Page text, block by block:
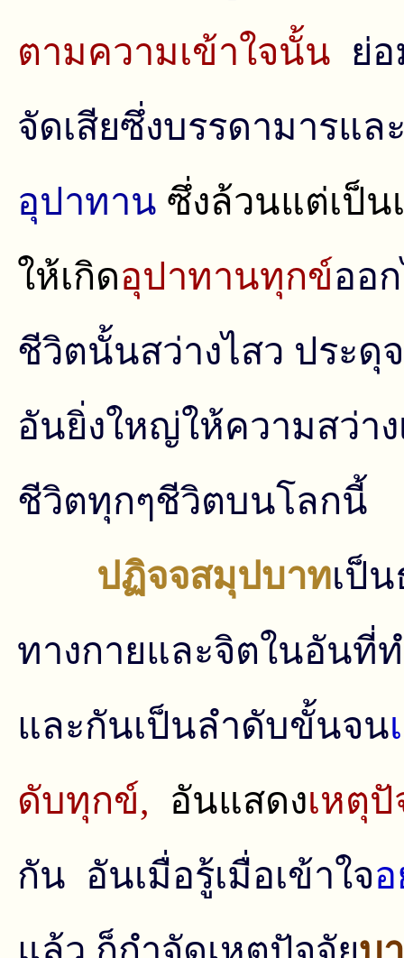
ตามความเข้าใจนั้น ย่
จัดเสียซึ่งบรรดามารแล
อุปาทาน ซึ่งล้วนแต่เป็
ให้เกิดอุปาทานทุกข์ออ
ชีวิตนั้นสว่างไสว ประดุ
อันยิ่งใหญ่ให้ความสว่า
ชีวิตทุกๆชีวิตบนโลกนี้
ปฏิจจสมุปบาทเป็
ทางกายและจิตในอันที่
และกันเป็นลำดับขั้นจน
ดับทุกข์, อันแสดงเหตุ
กัน อันเมื่อรู้เมื่อเข้าใจ